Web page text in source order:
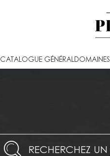
CATALOGUE GÉNÉRAL DOMAINES